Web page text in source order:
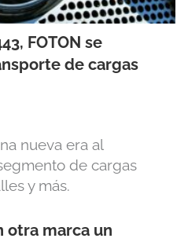
FOTON se
de cargas
nueva era al
de cargas
y más.
otra marca un